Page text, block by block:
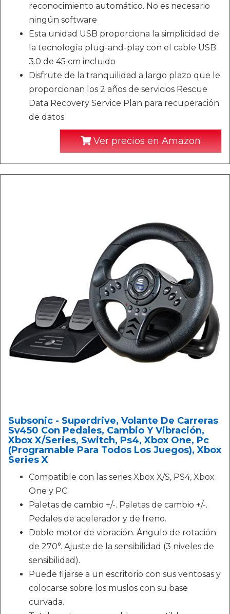
reconocimiento automático. No es necesario
ningún software
Esta unidad USB proporciona la simplicidad de
la tecnología plug-and-play con el cable USB
3.0 de 45 cm incluido
Disfrute de la tranquilidad a largo plazo que le
proporcionan los 2 años de servicios Rescue
Data Recovery Service Plan para recuperación
de datos
Ver precios en Amazon
Subsonic - Superdrive, Volante De Carreras
Sv450 Con Pedales, Cambio Y Vibración,
Xbox X/Series, Switch, Ps4, Xbox One, Pc
(Programable Para Todos Los Juegos), Xbox
Series X
Compatible con las series Xbox X/S, PS4, Xbox
One y PC.
Paletas de cambio +/-. Paletas de cambio +/-.
Pedales de acelerador y de freno.
Doble motor de vibración. Ángulo de rotación
de 270°. Ajuste de la sensibilidad (3 niveles de
sensibilidad).
Puede fijarse a un escritorio con sus ventosas y
colocarse sobre los muslos con su base
curvada.